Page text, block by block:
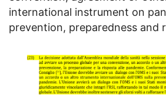
international instrument on
prevention, preparedness and